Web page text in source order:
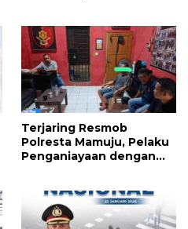
Terjaring Resmob
Polresta Mamuju, Pelaku
Penganiayaan dengan